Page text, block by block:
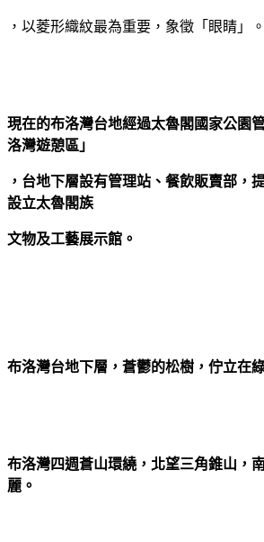
，以菱形織紋最為重要，象徵「眼睛」。
現在的布洛灣台地經過太魯閣國家公園
洛灣遊憩區」
，台地下層設有管理站、餐飲販賣部，
設立太魯閣族
文物及工藝展示館。
布洛灣台地下層，蒼鬱的松樹，佇立在
布洛灣四週蒼山環繞，北望三角錐山，
麗。